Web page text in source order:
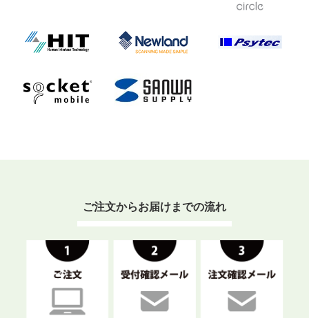
ご注文からお届けまでの流れ